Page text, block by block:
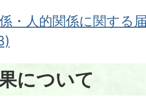
・人的関係に関する
について